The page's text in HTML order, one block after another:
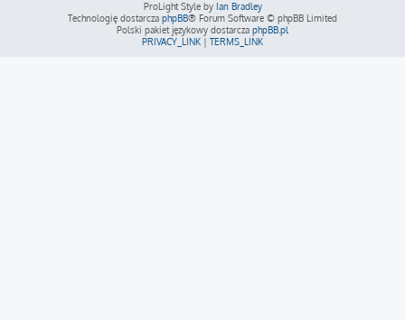
ProLight Style by Ian Bradley
Technologię dostarcza phpBB® Forum Software © phpBB Limited
Polski pakiet językowy dostarcza phpBB.pl
PRIVACY_LINK | TERMS_LINK